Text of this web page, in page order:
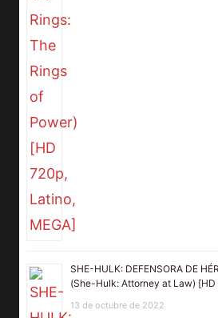
SHE-HULK: DEFENSORA DE
(She-Hulk: Attorney at Law) [HD
13 de octubre de 2022